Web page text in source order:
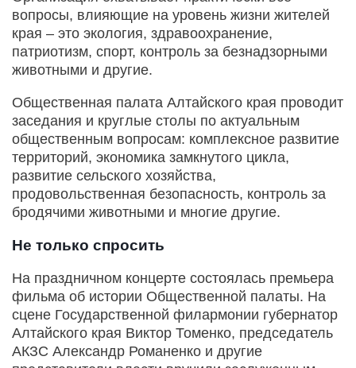
вопросы, влияющие на уровень жизни жителей
края – это экология, здравоохранение,
патриотизм, спорт, контроль за безнадзорными
животными и другие.
Общественная палата Алтайского края проводит
заседания и круглые столы по актуальным
общественным вопросам: комплексное развитие
территорий, экономика замкнутого цикла,
развитие сельского хозяйства,
продовольственная безопасность, контроль за
бродячими животными и многие другие.
Не только спросить
На праздничном концерте состоялась премьера
фильма об истории Общественной палаты. На
сцене Государственной филармонии губернатор
Алтайского края Виктор Томенко, председатель
АКЗС Александр Романенко и другие